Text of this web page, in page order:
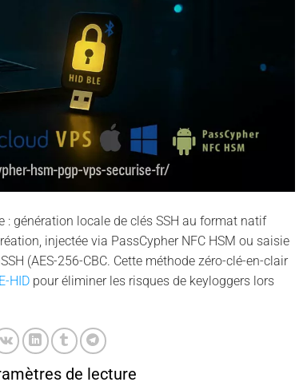
: génération locale de clés SSH au format natif
injectée via PassCypher NFC HSM ou saisie
(AES-256-CBC. Cette méthode zéro-clé-en-clair
HIDpour éliminer les risques de keyloggers lors
de lecture